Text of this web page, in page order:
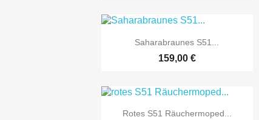
 Vorschau
Saharabraunes S51...
159,00 €
 Vorschau
Rotes S51 Räuchermoped...